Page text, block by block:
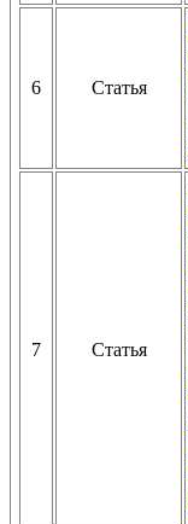
6 Статья
7 Статья